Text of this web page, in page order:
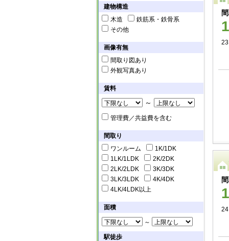
建物構造
木造
鉄筋系・鉄骨系
その他
画像有無
間取り図あり
外観写真あり
賃料
～
管理費／共益費を含む
間取り
ワンルーム
1K/1DK
1LK/1LDK
2K/2DK
2LK/2LDK
3K/3DK
3LK/3LDK
4K/4DK
4LK/4LDK以上
面積
～
駅徒歩